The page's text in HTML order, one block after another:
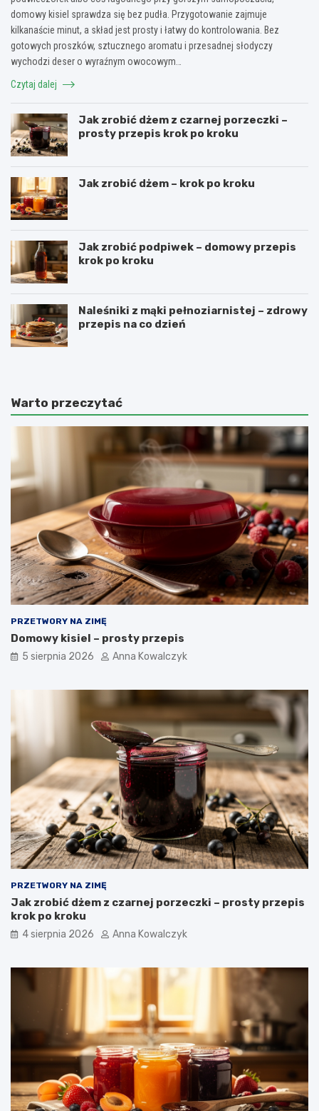
domowy kisiel sprawdza się bez pudła. Przygotowanie zajmuje
kilkanaście minut, a skład jest prosty i łatwy do kontrolowania. Bez
gotowych proszków, sztucznego aromatu i przesadnej słodyczy
wychodzi deser o wyraźnym owocowym…
Czytaj dalej
Jak zrobić dżem z czarnej porzeczki –
prosty przepis krok po kroku
Jak zrobić dżem – krok po kroku
Jak zrobić podpiwek – domowy przepis
krok po kroku
Naleśniki z mąki pełnoziarnistej – zdrowy
przepis na co dzień
Warto przeczytać
PRZETWORY NA ZIMĘ
Domowy kisiel – prosty przepis
5 sierpnia 2026 Anna Kowalczyk
PRZETWORY NA ZIMĘ
Jak zrobić dżem z czarnej porzeczki – prosty przepis
krok po kroku
4 sierpnia 2026 Anna Kowalczyk